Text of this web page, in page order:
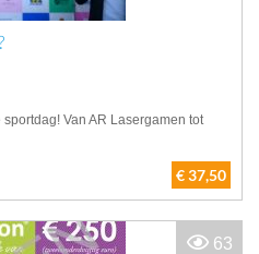
Van AR Lasergamen tot
€ 37,50
63